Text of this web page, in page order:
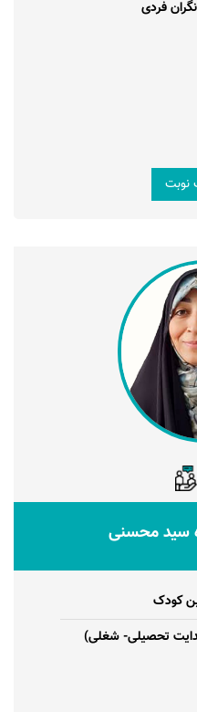
فردی
نوبت
سید محسنی
کودک
تحصیلی- شغلی)